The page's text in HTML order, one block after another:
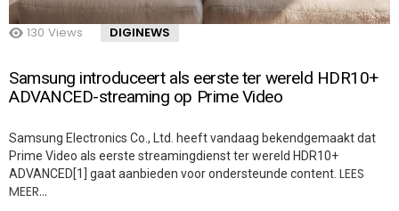
130 Views DIGINEWS
Samsung introduceert als eerste ter wereld HDR10+
ADVANCED-streaming op Prime Video
Samsung Electronics Co., Ltd. heeft vandaag bekendgemaakt dat
Prime Video als eerste streamingdienst ter wereld HDR10+
ADVANCED[1] gaat aanbieden voor ondersteunde content. LEES
MEER…